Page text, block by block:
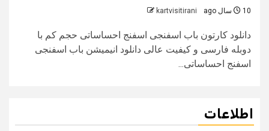
10 سال ago kartvisitirani
دانلود کارتون باب اسفنجی اسفنج احساساتی حجم کم با
دوبله فارسی و کیفیت عالی دانلود انیمیشن باب اسفنجی
اسفنج احساساتی...
اطلاعات